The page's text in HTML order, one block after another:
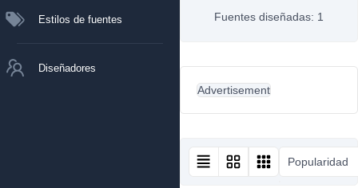
Estilos de fuentes
Diseñadores
Fuentes diseñadas: 1
Advertisement
Popularidad